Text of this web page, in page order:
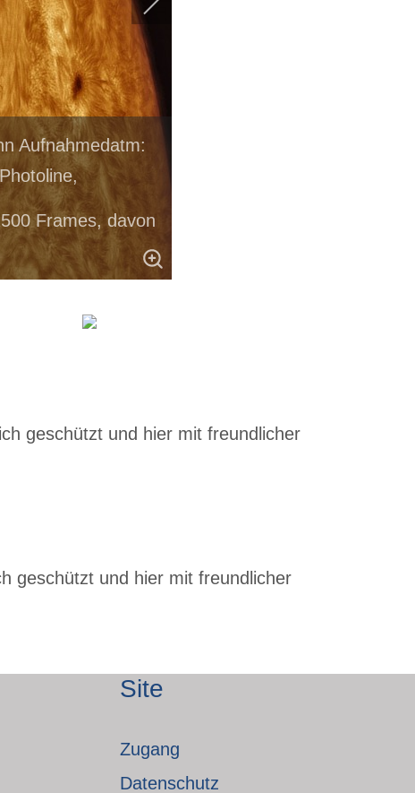
Aufnahmedatm:
Frames, davon
geschützt und hier mit freundlicher
geschützt und hier mit freundlicher
Site
Zugang
Datenschutz